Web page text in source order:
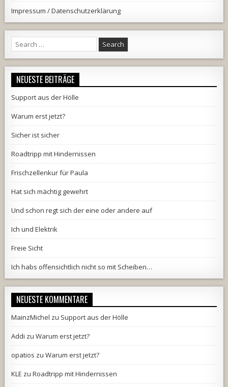
Impressum / Datenschutzerklärung
Search
for:
NEUESTE BEITRÄGE
Support aus der Hölle
Warum erst jetzt?
Sicher ist sicher
Roadtripp mit Hindernissen
Frischzellenkur für Paula
Hat sich mächtig gewehrt
Und schon regt sich der eine oder andere auf
Ich und Elektrik
Freie Sicht
Ich habs offensichtlich nicht so mit Scheiben…
NEUESTE KOMMENTARE
MainzMichel zu Support aus der Hölle
Addi zuWarum erst jetzt?
opatios zuWarum erst jetzt?
KLE zuRoadtripp mit Hindernissen